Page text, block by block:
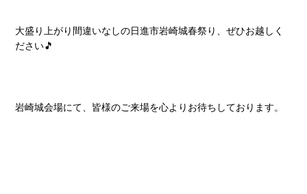
大盛り上がり間違いなしの日進市岩崎城春祭り、ぜひお越しく
ださい🎵
岩崎城会場にて、皆様のご来場を心よりお待ちしております。